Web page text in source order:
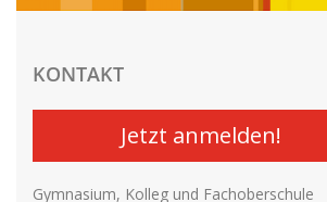
KONTAKT
Jetzt anmelden!
Gymnasium, Kolleg und Fachoberschule